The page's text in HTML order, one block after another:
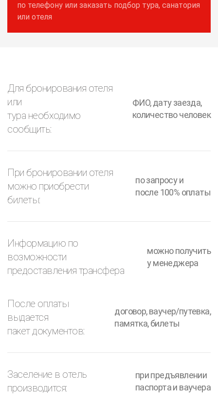
по телефону или заказать подбор тура, санатория
или отеля
Для бронирования отеля
или
тура необходимо
сообщить:
ФИО, дату заезда,
количество человек
При бронировании отеля
можно приобрести
билеты:
по запросу и
после 100% оплаты
Информацию по
возможности
предоставления трансфера
можно получить
у менеджера
После оплаты
выдается
пакет документов:
договор, ваучер/путевка,
памятка, билеты
Заселение в отель
производится:
при предъявлении
паспорта и ваучера